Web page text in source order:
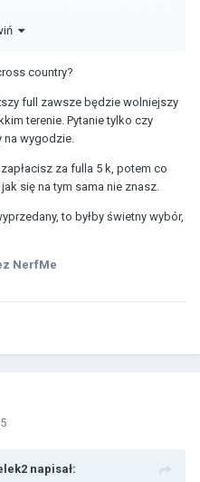
country?
full zawsze będzie wolniejszy
terenie. Pytanie tylko czy
na wygodzie.
za fulla 5 k, potem co
się na tym sama nie znasz.
to byłby świetny wybór,
NerfMe
napisał: